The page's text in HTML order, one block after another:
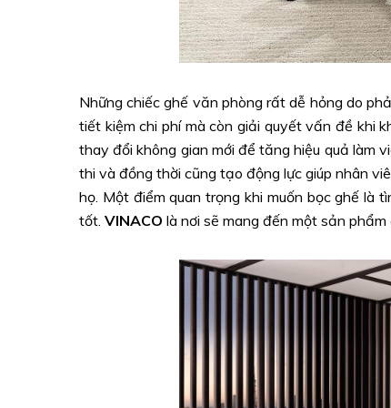
Những chiếc ghế văn phòng rất dễ hỏng do
tiết kiệm chi phí mà còn giải quyết vấn đề khi
thay đổi không gian mới để tăng hiệu quả làm
thi và đồng thời cũng tạo động lực giúp nhân
họ. Một điểm quan trọng khi muốn bọc ghế là
tốt. VINACO là nơi sẽ mang đến một sản